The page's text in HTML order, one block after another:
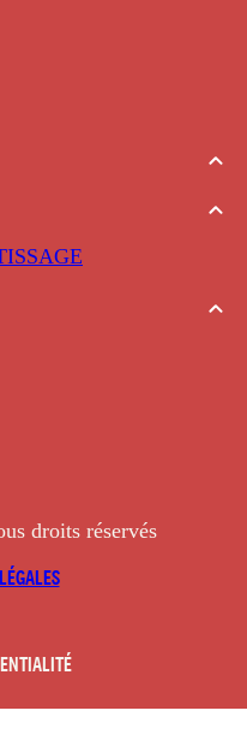
droits réservés